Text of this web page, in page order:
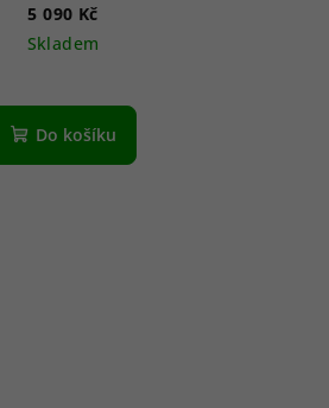
5 090 Kč
Skladem
Do košíku